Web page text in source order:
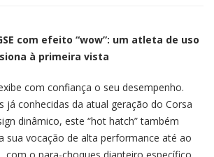
com efeito “wow”: um atleta de uso
à primeira vista
com confiança o seu desempenho.
já conhecidas da atual geração do Corsa
dinâmico, este “hot hatch” também
sua vocação de alta performance até ao